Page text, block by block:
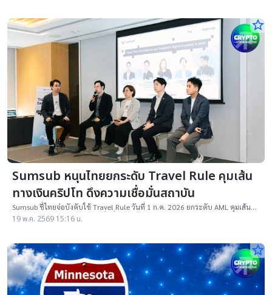
star_border
Sumsub หนุนไทยยกระดับ Travel Rule คุมเส้น
ทางเงินคริปโท ดึงความเชื่อมั่นสถาบัน
Sumsub ชี้ไทยจ่อบังคับใช้ Travel Rule วันที่ 1 ก.ค. 2026 ยกระดับ AML คุมเส้น
ทางเงินคริปโท และเพิ่มความเชื่อมั่นตลาด
19 พ.ค. 2569 15:16 น.
star_border